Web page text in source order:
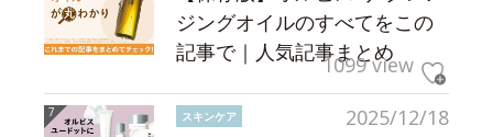
ジングオイルのすべてをこの
記事で｜人気記事まとめ
1099 view
2025/12/18
スキンケア